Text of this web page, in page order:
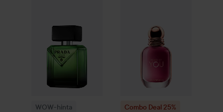
WOW-hinta Combo Deal 25%